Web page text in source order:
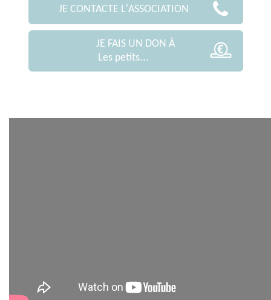
JE CONTACTE L'ASSOCIATION
JE FAIS UN DON À
Les petits...